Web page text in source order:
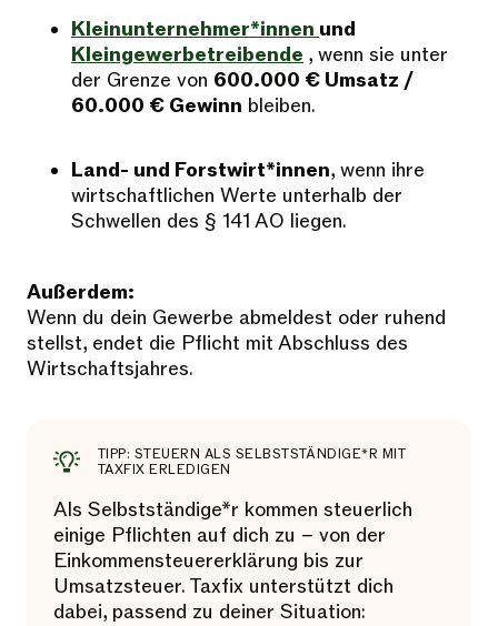
Kleinunternehmer*innen und
Kleingewerbetreibende , wenn sie unter
der Grenze von 600.000 € Umsatz /
60.000 € Gewinn bleiben.
Land- und Forstwirt*innen, wenn ihre
wirtschaftlichen Werte unterhalb der
Schwellen des § 141 AO liegen.
Außerdem:
Wenn du dein Gewerbe abmeldest oder ruhend
stellst, endet die Pflicht mit Abschluss des
Wirtschaftsjahres.
TIPP: STEUERN ALS SELBSTSTÄNDIGE*R MIT
TAXFIX ERLEDIGEN
Als Selbstständige*r kommen steuerlich
einige Pflichten auf dich zu – von der
Einkommensteuererklärung bis zur
Umsatzsteuer. Taxfix unterstützt dich
dabei, passend zu deiner Situation: